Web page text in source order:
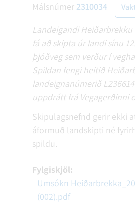
Málsnúmer 2310034
Landeigandi Heiðarbrekku
fá að skipta úr landi sínu
þjóðveg sem verður í
Spildan fengi heitið
landeignanúmerið
uppdrátt frá Vegagerðinni
Skipulagsnefnd gerir ekki
áformuð landskipti né
spildu.
Fylgiskjöl:
Umsókn
(002).pdf